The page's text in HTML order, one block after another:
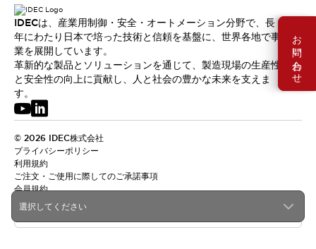
お問い合わせ
選択してください
IDECは、産業用制御・安全・オートメーション分野で、長
年にわたり日本で培った技術と信頼を基盤に、世界各地で事
業を展開しています。
革新的な製品とソリューションを通じて、製造現場の生産性
と安全性の向上に貢献し、人と社会の豊かな未来を支えま
す。
© 2026 IDEC株式会社
プライバシーポリシー
利用規約
ご注文・ご使用に際してのご承諾事項
会員規約
日本